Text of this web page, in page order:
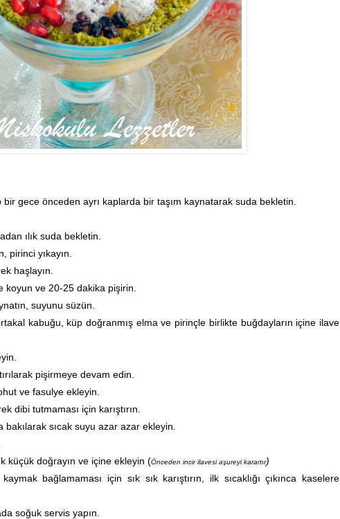
bir gece önceden ayrı kaplarda bir taşım kaynatarak suda bekletin.
ılık suda bekletin.
pirinci yıkayın.
haşlayın.
koyun ve 20-25 dakika pişirin.
suyunu süzün.
kabuğu, küp doğranmış elma ve pirinçle birlikte buğdayların içine ilave
pişirmeye devam edin.
ve fasulye ekleyin.
dibi tutmaması için karıştırın.
sıcak suyu azar azar ekleyin.
küçük doğrayın ve içine ekleyin (Önceden incir ilavesi aşureyi karartır)
bağlamaması için sık sık karıştırın, ilk sıcaklığı çıkınca kaselere
soğuk servis yapın.